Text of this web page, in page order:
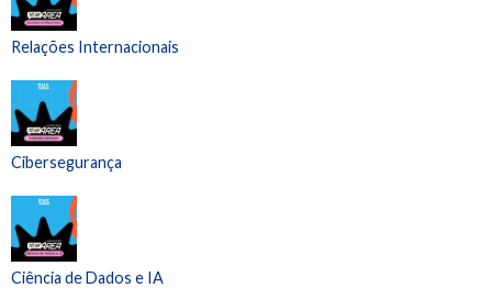
Relações Internacionais
Cibersegurança
Ciência de Dados e IA